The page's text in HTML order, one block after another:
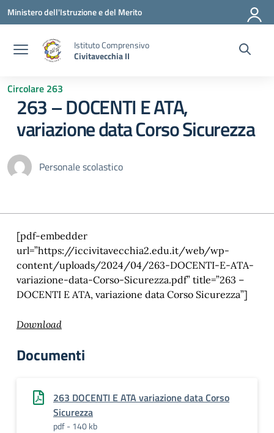
Vai ai contenuti
Vai al menu di navigazione
Vai al footer
Ministero dell'Istruzione e del Merito
Istituto Comprensivo
Civitavecchia II
Circolare 263
263 – DOCENTI E ATA,
variazione data Corso Sicurezza
Personale scolastico
[pdf-embedder
url=”https://iccivitavecchia2.edu.it/web/wp-
content/uploads/2024/04/263-DOCENTI-E-ATA-
variazione-data-Corso-Sicurezza.pdf” title=”263 –
DOCENTI E ATA, variazione data Corso Sicurezza”]
Download
Documenti
263 DOCENTI E ATA variazione data Corso
Sicurezza
pdf - 140 kb